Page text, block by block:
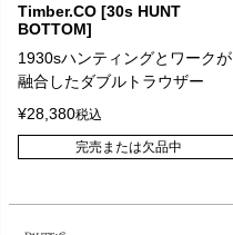
Timber.CO [30s HUNT
BOTTOM]
1930sハンティングとワークが
融合したダブルトラウザー
¥28,380税込
完売または欠品中